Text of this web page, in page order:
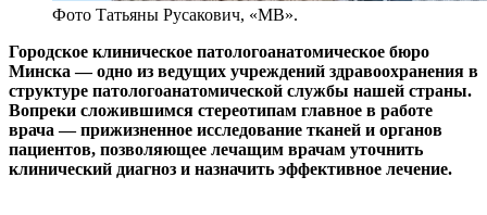
Фото Татьяны Русакович, «МВ».
Городское клиническое патологоанатомическое бюро
Минска — одно из ведущих учреждений здравоохранения в
структуре патологоанатомической службы нашей страны.
Вопреки сложившимся стереотипам главное в работе
врача — прижизненное исследование тканей и органов
пациентов, позволяющее лечащим врачам уточнить
клинический диагноз и назначить эффективное лечение.